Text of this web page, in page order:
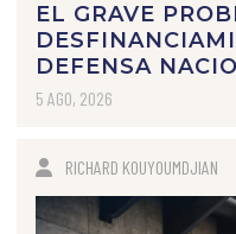
EL GRAVE
DEFENSA
5 AGO, 2026
RICHARD KOUYOUMDJIAN